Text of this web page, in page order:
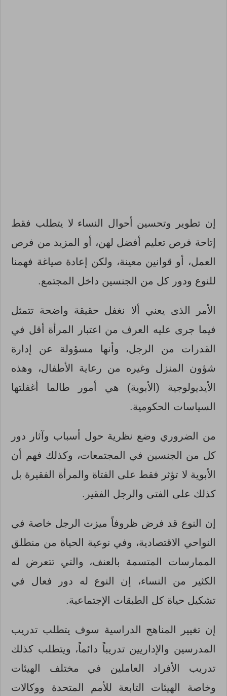
إن تطوير وتحسين أحوال النساء لا يتطلب فقط
إتاحة فرص تعليم أفضل لهن، أو المزيد من فرص
العمل، أو قوانين معينة، ولكن إعادة صياغة فهمنا
للنوع ودور كل من الجنسين داخل المجتمع.
الأمر الذى يعني ألا نغفل حقيقة واضحة تتمثل
فيما جرى عليه العرف من اعتبار المرأة أقل في
القدرات من الرجل، وأنها مسؤولة عن إدارة
شؤون المنزل وغيره من رعاية الأطفال، وهذه
الأيديولوجية (الأبوية) هي أمور طالما أغفلتها
السياسات الحكومية.
من الضروري وضع نظرية حول أسباب وآثار دور
كل من الجنسين في المجتمعات، وكذلك فهم أن
الأبوية لا تؤثر فقط على الفتاة والمرأة الفقيرة بل
كذلك على الفتى والرجل الفقير.
إن النوع قد فرض ظروفاً ميزت الرجل خاصة في
النواحي الاقتصادية، وفي نوعية الحياة من منطلق
الممارسات المتسمة بالعنف، والتي تتعرض له
الكثير من النساء، إن النوع له دور فعال في
تشكيل حياة كل الطبقات الإجتماعية.
إن تغيير المناهج الدراسية سوف يتطلب تدريب
المدرسين والإداريين تدريباً دائماً، ويتطلب كذلك
تدريب الأفراد العاملين في مختلف الهيئات
وخاصة الهيئات التابعة للأمم المتحدة ووكالات